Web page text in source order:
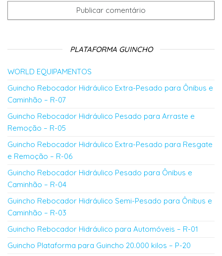
PLATAFORMA GUINCHO
WORLD EQUIPAMENTOS
Guincho Rebocador Hidráulico Extra-Pesado para Ônibus e
Caminhão – R-07
Guincho Rebocador Hidráulico Pesado para Arraste e
Remoção – R-05
Guincho Rebocador Hidráulico Extra-Pesado para Resgate
e Remoção – R-06
Guincho Rebocador Hidráulico Pesado para Ônibus e
Caminhão – R-04
Guincho Rebocador Hidráulico Semi-Pesado para Ônibus e
Caminhão – R-03
Guincho Rebocador Hidráulico para Automóveis – R-01
Guincho Plataforma para Guincho 20.000 kilos – P-20